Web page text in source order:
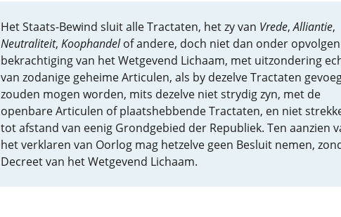
Het Staats-Bewind sluit alle Tractaten, het zy van Vrede,Alliantie,
Neutraliteit, Koophandelof andere, doch niet dan onder
bekrachtiging van het Wetgevend Lichaam, met uitzondering
van zodanige geheime Articulen, als by dezelve Tractaten
zouden mogen worden, mits dezelve niet strydig zyn, met de
openbare Articulen of plaatshebbende Tractaten, en niet
tot afstand van eenig Grondgebied der Republiek. Ten aanzien
het verklaren van Oorlog mag hetzelve geen Besluit nemen,
Decreet van het Wetgevend Lichaam.